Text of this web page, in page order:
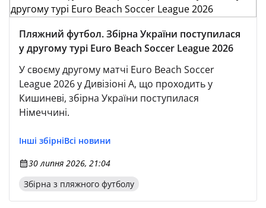
Пляжний футбол. Збірна України поступилася
у другому турі Euro Beach Soccer League 2026
У своєму другому матчі Euro Beach Soccer
League 2026 у Дивізіоні А, що проходить у
Кишиневі, збірна України поступилася
Німеччині.
Інші збірніВсі новини
30 липня 2026, 21:04
Збірна з пляжного футболу